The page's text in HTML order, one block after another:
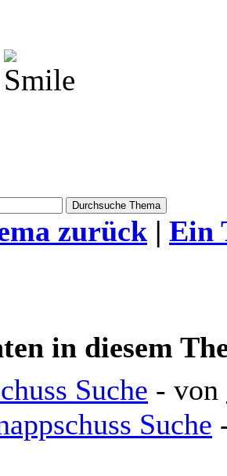
zurück | Ein
in diesem
Suche - von
Suche